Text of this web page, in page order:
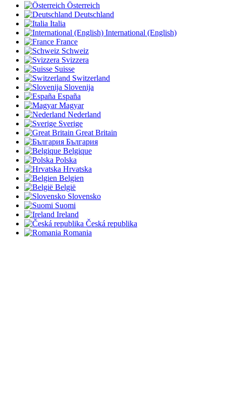
Österreich
Deutschland
Italia
International (English)
France
Schweiz
Svizzera
Suisse
Switzerland
Slovenija
España
Magyar
Nederland
Sverige
Great Britain
България
Belgique
Polska
Hrvatska
Belgien
België
Slovensko
Suomi
Ireland
Česká republika
Romania